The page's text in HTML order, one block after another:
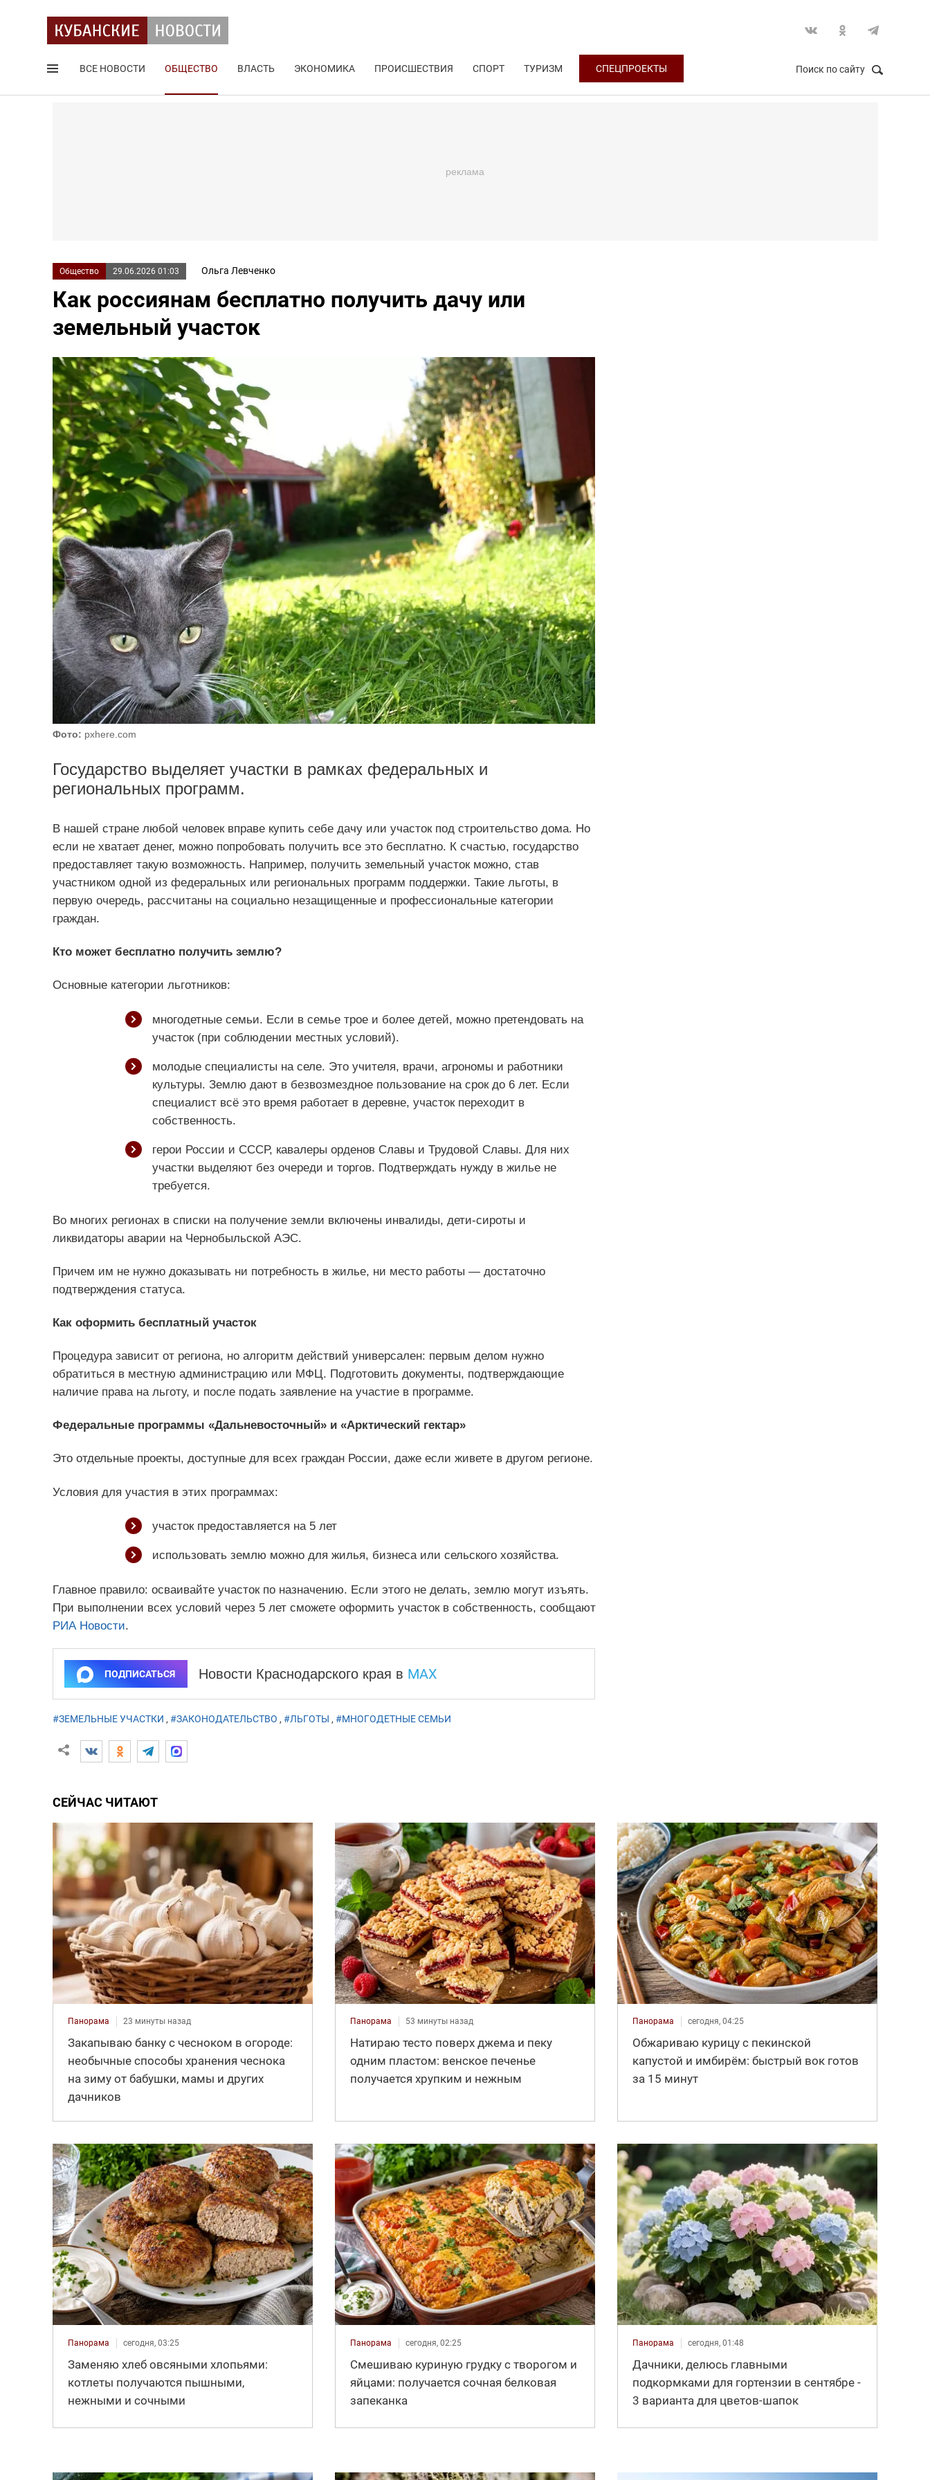
ВСЕ НОВОСТИ ОБЩЕСТВО ВЛАСТЬ ЭКОНОМИКА ПРОИСШЕСТВИЯ СПОРТ ТУРИЗМ СПЕЦПРОЕКТЫ Поиск по сайту
Общество 29.06.2026 01:03 Ольга Левченко
Как россиянам бесплатно получить дачу или
земельный участок
Фото: pxhere.com
Государство выделяет участки в рамках федеральных и
региональных программ.
В нашей стране любой человек вправе купить себе дачу или участок под строительство дома. Но
если не хватает денег, можно попробовать получить все это бесплатно. К счастью, государство
предоставляет такую возможность. Например, получить земельный участок можно, став
участником одной из федеральных или региональных программ поддержки. Такие льготы, в
первую очередь, рассчитаны на социально незащищенные и профессиональные категории
граждан.
Кто может бесплатно получить землю?
Основные категории льготников:
многодетные семьи. Если в семье трое и более детей, можно претендовать на
участок (при соблюдении местных условий).
молодые специалисты на селе. Это учителя, врачи, агрономы и работники
культуры. Землю дают в безвозмездное пользование на срок до 6 лет. Если
специалист всё это время работает в деревне, участок переходит в
собственность.
герои России и СССР, кавалеры орденов Славы и Трудовой Славы. Для них
участки выделяют без очереди и торгов. Подтверждать нужду в жилье не
требуется.
Во многих регионах в списки на получение земли включены инвалиды, дети-сироты и
ликвидаторы аварии на Чернобыльской АЭС.
Причем им не нужно доказывать ни потребность в жилье, ни место работы — достаточно
подтверждения статуса.
Как оформить бесплатный участок
Процедура зависит от региона, но алгоритм действий универсален: первым делом нужно
обратиться в местную администрацию или МФЦ. Подготовить документы, подтверждающие
наличие права на льготу, и после подать заявление на участие в программе.
Федеральные программы «Дальневосточный» и «Арктический гектар»
Это отдельные проекты, доступные для всех граждан России, даже если живете в другом регионе.
Условия для участия в этих программах:
участок предоставляется на 5 лет
использовать землю можно для жилья, бизнеса или сельского хозяйства.
Главное правило: осваивайте участок по назначению. Если этого не делать, землю могут изъять.
При выполнении всех условий через 5 лет сможете оформить участок в собственность, сообщают
РИА Новости.
ПОДПИСАТЬСЯ Новости Краснодарского края в MAX
#ЗЕМЕЛЬНЫЕ УЧАСТКИ , #ЗАКОНОДАТЕЛЬСТВО , #ЛЬГОТЫ , #МНОГОДЕТНЫЕ СЕМЬИ
СЕЙЧАС ЧИТАЮТ
Панорама 23 минуты назад
Закапываю банку с чесноком в огороде:
необычные способы хранения чеснока
на зиму от бабушки, мамы и других
дачников
Панорама 53 минуты назад
Натираю тесто поверх джема и пеку
одним пластом: венское печенье
получается хрупким и нежным
Панорама сегодня, 04:25
Обжариваю курицу с пекинской
капустой и имбирём: быстрый вок готов
за 15 минут
Панорама сегодня, 03:25
Заменяю хлеб овсяными хлопьями:
котлеты получаются пышными,
нежными и сочными
Панорама сегодня, 02:25
Смешиваю куриную грудку с творогом и
яйцами: получается сочная белковая
запеканка
Панорама сегодня, 01:48
Дачники, делюсь главными
подкормками для гортензии в сентябре -
3 варианта для цветов-шапок